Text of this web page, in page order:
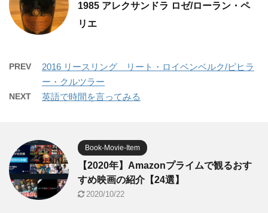
1985 アレクサンドラ ロゼ/ローラン・ペ
リエ
PREV
2016 リースリング リート・ロイベンベルク/ピヒラ
ー・クルツラー
NEXT 英語で時間を言ってみる
Book-Movie-Item
【2020年】Amazonプライムで観るおす
すめ映画の紹介【24選】
2020/10/22